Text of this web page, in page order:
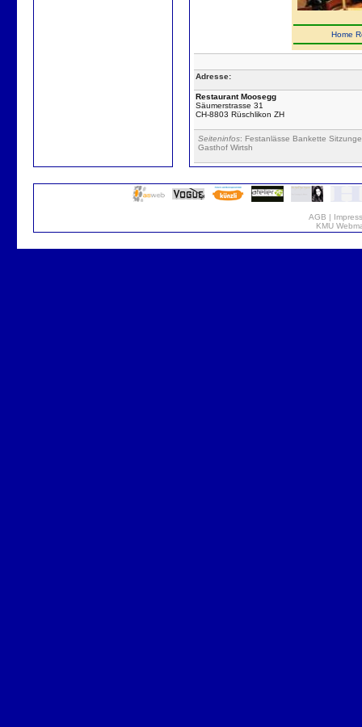
Home
Adresse:
Restaurant Moosegg
Säumerstrasse 31
CH-8803 Rüschlikon ZH
Seiteninfos: Festanlässe Bankette
Gasthof Wirtsh
AGB |
KMU